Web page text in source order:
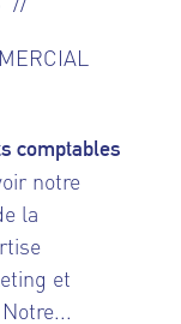
comptables
notre
la
et